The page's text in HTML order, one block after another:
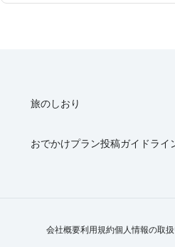
旅のしおり
おでかけプラン投稿ガイドライ
会社概要利用規約個人情報の取